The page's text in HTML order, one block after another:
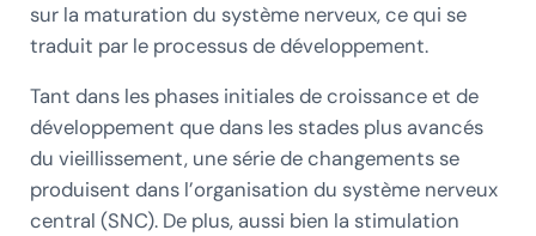
sur la maturation du système nerveux, ce qui se
traduit par le processus de développement.
Tant dans les phases initiales de croissance et de
développement que dans les stades plus avancés
du vieillissement, une série de changements se
produisent dans l’organisation du système nerveux
central (SNC). De plus, aussi bien la stimulation